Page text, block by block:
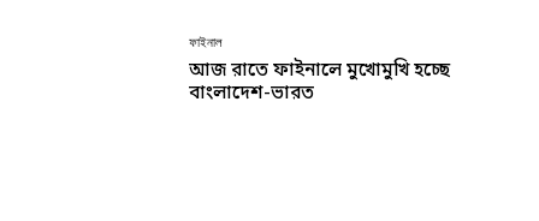
ফাইনাল
আজ রাতে ফাইনালে মুখোমুখি হচ্ছে
বাংলাদেশ-ভারত